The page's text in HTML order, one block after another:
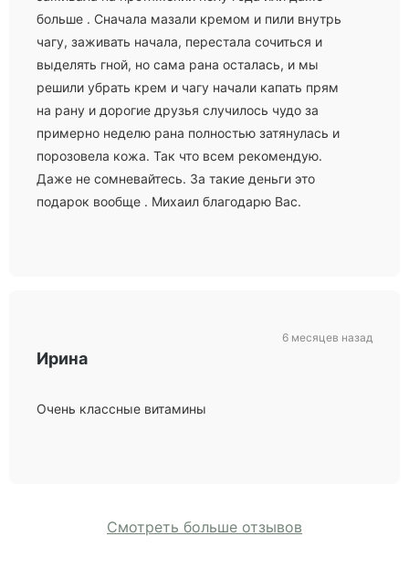
больше . Сначала мазали кремом и пили внутрь
чагу, заживать начала, перестала сочиться и
выделять гной, но сама рана осталась, и мы
решили убрать крем и чагу начали капать прям
на рану и дорогие друзья случилось чудо за
примерно неделю рана полностью затянулась и
порозовела кожа. Так что всем рекомендую.
Даже не сомневайтесь. За такие деньги это
подарок вообще . Михаил благодарю Вас.
Ирина
Очень классные витамины
6 месяцев назад
Смотреть больше отзывов